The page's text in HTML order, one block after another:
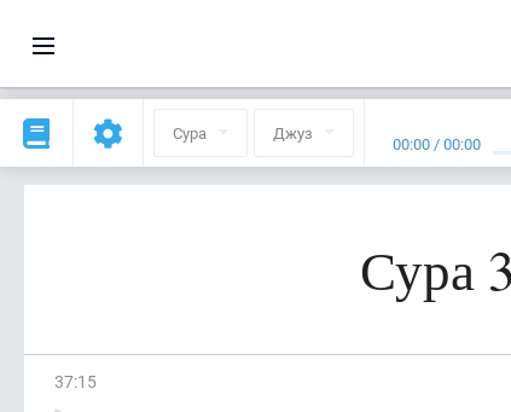
Сура Джуз 00:00 /00:00
Сура
37:15